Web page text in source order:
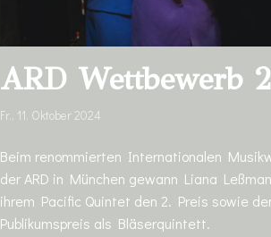
ARD Wettbewerb
Fr., 11. Oktober 2024
Beim renommierten Internationalen
der ARD in München gewann Liana
ihrem Pacific Quintet den 2. Preis sowie
Publikumspreis als Bläserquintett.